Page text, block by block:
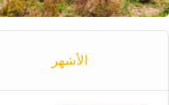
الأشهر